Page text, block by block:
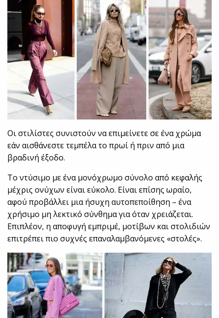
Οι στιλίστες συνιστούν να επιμείνετε σε ένα χρώμα
εάν αισθάνεστε τεμπέλα το πρωί ή πριν από μια
βραδινή έξοδο.
Το ντύσιμο με ένα μονόχρωμο σύνολο από κεφαλής
μέχρις ονύχων είναι εύκολο. Είναι επίσης ωραίο,
αφού προβάλλει μια ήσυχη αυτοπεποίθηση – ένα
χρήσιμο μη λεκτικό σύνθημα για όταν χρειάζεται.
Επιπλέον, η αποφυγή εμπριμέ, μοτίβων και στολιδιών
επιτρέπει πιο συχνές επαναλαμβανόμενες «στολές».